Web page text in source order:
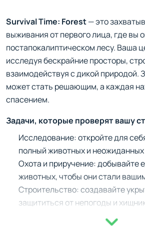
Survival Time: Forest— это
выживания от первого лица, где вы
постапокалиптическом лесу. Ваша
исследуя бескрайние просторы,
взаимодействуя с дикой природой.
может стать решающим, а каждая
спасением.
Задачи, которые проверят вашу
Исследование: откройте для
полный животных и
Охота и приручение: добывайте
животных, чтобы они стали
Строительство: создавайте
защититься от непогоды и
которые могут стать фатальными.